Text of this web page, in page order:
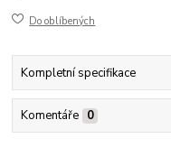
Do oblíbených
Kompletní specifikace
Komentáře 0